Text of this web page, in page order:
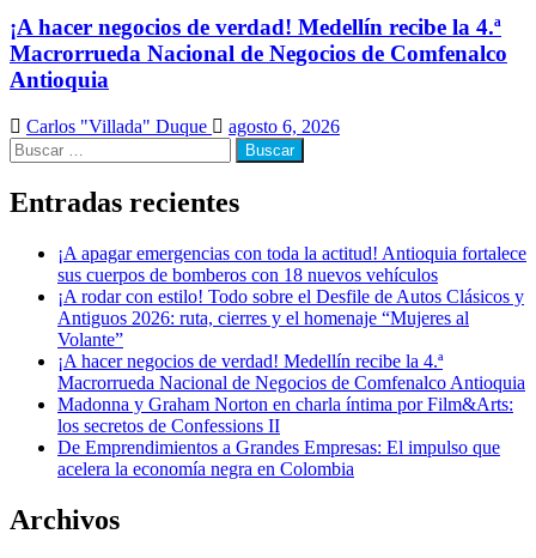
¡A hacer negocios de verdad! Medellín recibe la 4.ª
Macrorrueda Nacional de Negocios de Comfenalco
Antioquia
Carlos "Villada" Duque
agosto 6, 2026
Buscar:
Entradas recientes
¡A apagar emergencias con toda la actitud! Antioquia fortalece
sus cuerpos de bomberos con 18 nuevos vehículos
¡A rodar con estilo! Todo sobre el Desfile de Autos Clásicos y
Antiguos 2026: ruta, cierres y el homenaje “Mujeres al
Volante”
¡A hacer negocios de verdad! Medellín recibe la 4.ª
Macrorrueda Nacional de Negocios de Comfenalco Antioquia
Madonna y Graham Norton en charla íntima por Film&Arts:
los secretos de Confessions II
De Emprendimientos a Grandes Empresas: El impulso que
acelera la economía negra en Colombia
Archivos